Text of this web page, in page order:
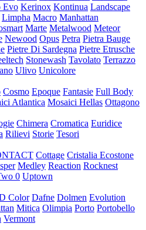
Evo Kerinox Kontinua Landscape
Limpha Macro Manhattan
Marte Metalwood Meteor
Newood Opus Petra Pietra Bauge
Pietre Di Sardegna Pietre Etrusche
Stonewash Tavolato Terrazzo
Ulivo Unicolore
Cosmo Epoque Fantasie Full Body
Atlantica Mosaici Hellas Ottagono
Chimera Cromatica Euridice
Rilievi Storie Tesori
Cottage Cristalia Ecostone
Medley Reaction Rocknest
0 Uptown
Color Dafne Dolmen Evolution
Mitica Olimpia Porto Portobello
Vermont